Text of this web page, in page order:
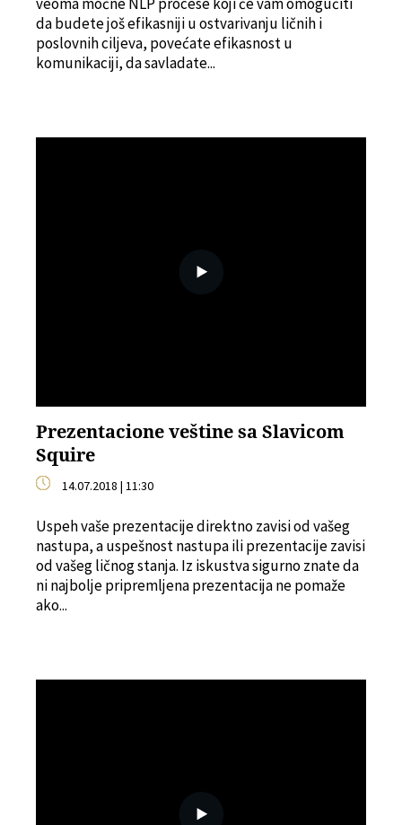
da budete još efikasniji u ostvarivanju ličnih i
poslovnih ciljeva, povećate efikasnost u
komunikaciji, da savladate...
Prezentacione veštine sa Slavicom
Squire
14.07.2018 | 11:30
Uspeh vaše prezentacije direktno zavisi od vašeg
nastupa, a uspešnost nastupa ili prezentacije zavisi
od vašeg ličnog stanja. Iz iskustva sigurno znate da
ni najbolje pripremljena prezentacija ne pomaže
ako...